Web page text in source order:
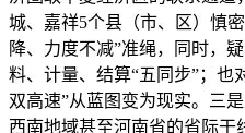
城、嘉祥5个县（市、区）慎
降、力度不减”准绳，同时，
料、计量、结算“五同步”；
双高速”从蓝图变为现实。三
西南地域甚至河南省的省际干